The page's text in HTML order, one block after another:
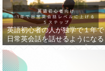
英語初心者の人が独学で１年で
日常英会話を話せるようになる
まで５つのステップ